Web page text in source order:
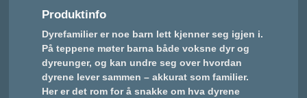
Produktinfo
Dyrefamilier er noe barn lett kjenner seg igjen i.
På teppene møter barna både voksne dyr og
dyreunger, og kan undre seg over hvordan
dyrene lever sammen – akkurat som familier.
Her er det rom for å snakke om hva dyrene